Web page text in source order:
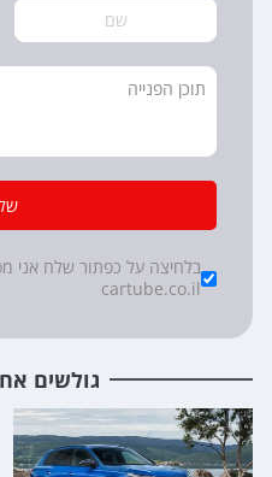
Checkboxes
*
cartube.co.il
גולשים